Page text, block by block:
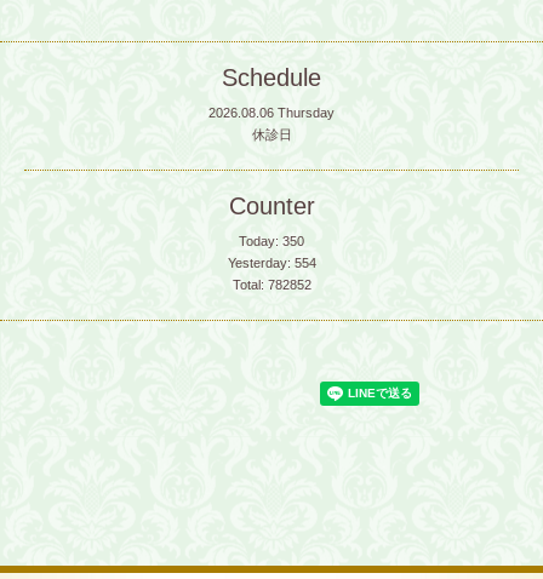
Schedule
2026.08.06 Thursday
休診日
Counter
Today: 350
Yesterday: 554
Total: 782852